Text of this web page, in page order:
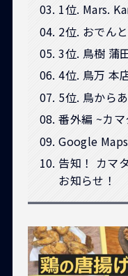
1位. Mars.
2位. おでん
3位. 鳥樹 蒲
4位. 鳥万 本
5位. 鳥から
番外編 ~カ
Google
告知！ カマ
お知らせ！